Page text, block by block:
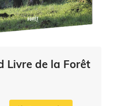
Livre de la Forêt